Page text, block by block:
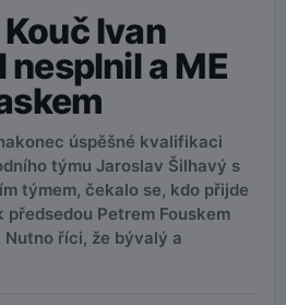
Ivan
nesplnil a ME
úspěšné kvalifikaci
týmu Jaroslav Šilhavý s
týmem, čekalo se, kdo přijde
předsedou Petrem Fouskem
Nutno říci, že bývalý a